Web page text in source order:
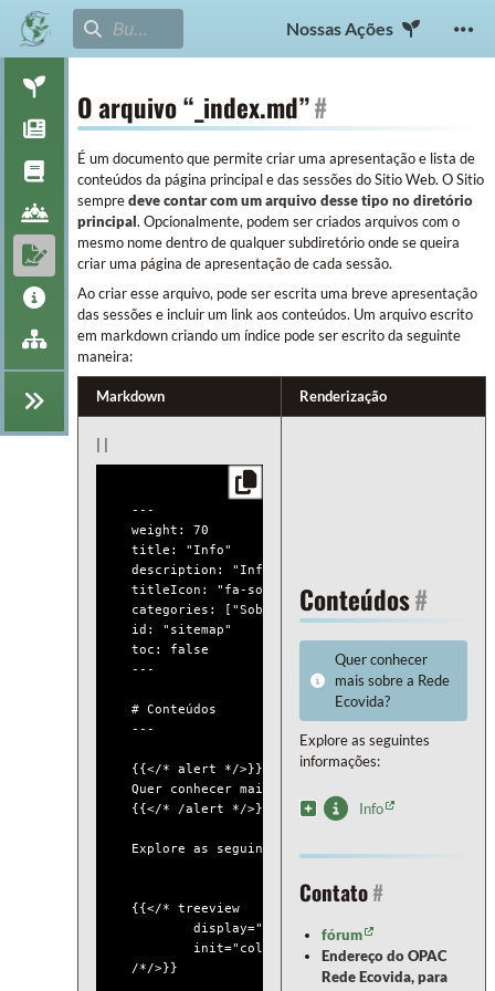
Nossas Ações
O arquivo “_index.md”#
É um documento que permite criar uma apresentação e lista de
conteúdos da página principal e das sessões do Sitio Web. O Sitio
sempredeve contar com um arquivo desse tipo no diretório
principal. Opcionalmente, podem ser criados arquivos com o
mesmo nome dentro de qualquer subdiretório onde se queira
criar uma página de apresentação de cada sessão.
Ao criar esse arquivo, pode ser escrita uma breve apresentação
das sessões e incluir um link aos conteúdos. Um arquivo escrito
em markdown criando um índice pode ser escrito da seguinte
maneira:
Markdown Renderização
---
weight: 70
title: "Info"
description: "Informações sobre a Rede Ecovida"
titleIcon: "fa-solid fa-circle-info"
categories: ["Sobre"]
id: "sitemap"
toc: false
---
# Conteúdos
---
{{</* alert */>}}
Quer conhecer mais sobre a Rede Ecovida?
{{</* /alert */>}}
Explore as seguintes informações:
{{</* treeview
/*/>}}
Conteúdos#
Quer conhecer
mais sobre a Rede
Ecovida?
Explore as seguintes
informações:
Info
Contato#
fórum
Endereço do OPAC
Rede Ecovida, para